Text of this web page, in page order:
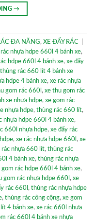
→
ĐA NĂNG, XE ĐẨY RÁC
nhựa hdpe 660l 4 bánh xe,
hdpe 660l 4 bánh xe, xe đẩy
thùng rác 660 lít 4 bánh xe
hdpe 4 bánh xe, xe rác nhựa
gom rác 660l , xe thu gom rác
xe nhựa hdpe, xe gom rác
nhựa hdpe, thùng rác 660 lít,
nhựa hdpe 660l 4 bánh xe,
660l nhựa hdpe, xe đẩy rác
, xe rác nhựa hdpe 660l , xe
rác nhựa 660 lít, thùng rác
4 bánh xe, thùng rác nhựa
gom rác hdpe 660l 4 bánh xe,
gom rác nhựa hdpe 660l , xe
rác 660l , thùng rác nhựa hdpe
, thùng rác công cộng, xe gom
4 bánh xe, xe rác 660l nhựa
rác 660l 4 bánh xe nhựa